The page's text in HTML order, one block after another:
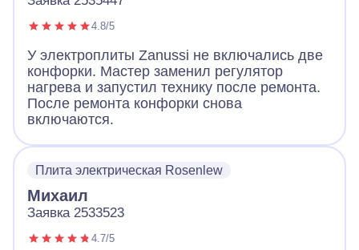
4.8/5
У электроплиты Zanussi не включались две
конфорки. Мастер заменил регулятор
нагрева и запустил технику после ремонта.
После ремонта конфорки снова
включаются.
Плита электрическая Rosenlew
Михаил
Заявка 2533523
4.7/5